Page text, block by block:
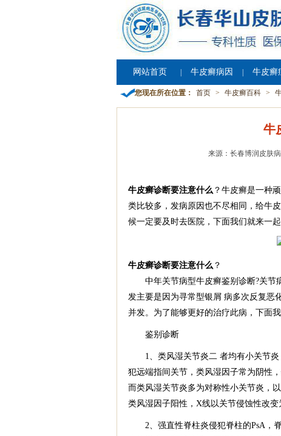
网站首页 牛皮癣病因 牛皮癣
您现在所在位置： 首页 > 牛皮癣百科 >
牛
来源：长春博润皮肤
牛皮癣诊断要注意什么 ？牛皮癣是一种
类比较多，发病原因也不尽相同，给牛
候一定要及时去医院，下面我们就来一
牛皮癣诊断要注意什么 ？
中年关节病型牛皮癣鉴别诊断?关节
发主要是因为寻常型银屑 病多次反复恶
并发。为了能够更好的治疗此病，下面
鉴别诊断
1、类风湿关节炎二 者均有小关节炎
犯远端指间关节，类风湿因子常为阴性
而类风湿关节炎多为对称性小关节炎，
类风湿因子阳性，X线以关节侵蚀性改变
2、强直性脊柱炎侵犯脊柱的PsA，脊